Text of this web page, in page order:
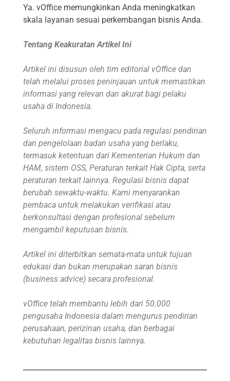
Ya. vOffice memungkinkan Anda meningkatkan
skala layanan sesuai perkembangan bisnis Anda.
Tentang Keakuratan Artikel Ini
Artikel ini disusun oleh tim editorial vOffice dan
telah melalui proses peninjauan untuk memastikan
informasi yang relevan dan akurat bagi pelaku
usaha di Indonesia.
Seluruh informasi mengacu pada regulasi pendirian
dan pengelolaan badan usaha yang berlaku,
termasuk ketentuan dari Kementerian Hukum dan
HAM, sistem OSS, Peraturan terkait Hak Cipta, serta
peraturan terkait lainnya. Regulasi bisnis dapat
berubah sewaktu-waktu. Kami menyarankan
pembaca untuk melakukan verifikasi atau
berkonsultasi dengan profesional sebelum
mengambil keputusan bisnis.
Artikel ini diterbitkan semata-mata untuk tujuan
edukasi dan bukan merupakan saran bisnis
(business advice) secara profesional.
vOffice telah membantu lebih dari 50.000
pengusaha Indonesia dalam mengurus pendirian
perusahaan, perizinan usaha, dan berbagai
kebutuhan legalitas bisnis lainnya.